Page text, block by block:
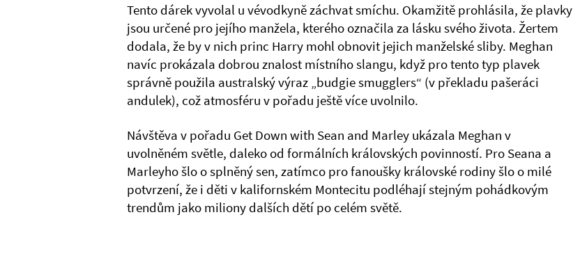
Tento dárek vyvolal u vévodkyně záchvat smíchu. Okamžitě prohlásila, že plavky
jsou určené pro jejího manžela, kterého označila za lásku svého života. Žertem
dodala, že by v nich princ Harry mohl obnovit jejich manželské sliby. Meghan
navíc prokázala dobrou znalost místního slangu, když pro tento typ plavek
správně použila australský výraz „budgie smugglers“ (v překladu pašeráci
andulek), což atmosféru v pořadu ještě více uvolnilo.
Návštěva v pořadu Get Down with Sean and Marley ukázala Meghan v
uvolněném světle, daleko od formálních královských povinností. Pro Seana a
Marleyho šlo o splněný sen, zatímco pro fanoušky královské rodiny šlo o milé
potvrzení, že i děti v kalifornském Montecitu podléhají stejným pohádkovým
trendům jako miliony dalších dětí po celém světě.